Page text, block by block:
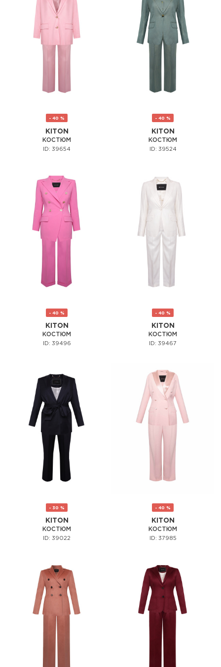
- 40 %
KITON
КОСТЮМ
ID: 39654
- 40 %
KITON
КОСТЮМ
ID: 39524
- 40 %
KITON
КОСТЮМ
ID: 39496
- 40 %
KITON
КОСТЮМ
ID: 39467
- 30 %
KITON
КОСТЮМ
ID: 39022
- 40 %
KITON
КОСТЮМ
ID: 37985